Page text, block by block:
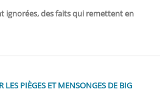
ignorées, des faits qui remettent en
LES PIÈGES ET MENSONGES DE BIG